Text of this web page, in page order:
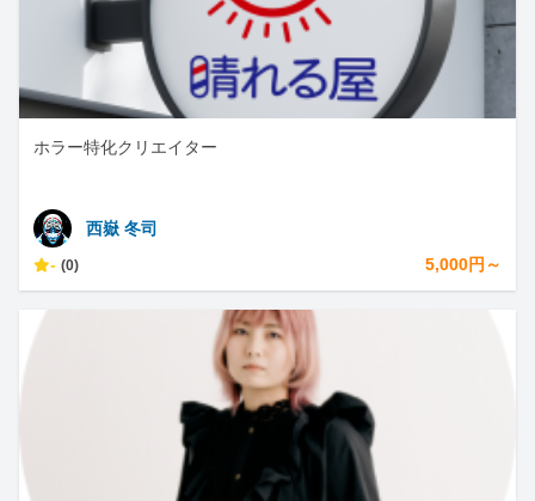
ホラー特化クリエイター
西嶽 冬司
- (0) 5,000円～